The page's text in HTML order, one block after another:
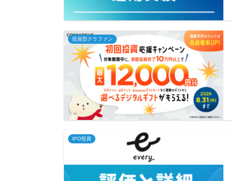
投資型クラファン
IPO投資